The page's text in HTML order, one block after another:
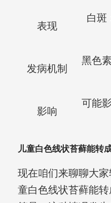
表现
白斑
发病机制
黑色
影响
可能
儿童白色线状苔藓能转
现在咱们来聊聊大
童白色线状苔藓能